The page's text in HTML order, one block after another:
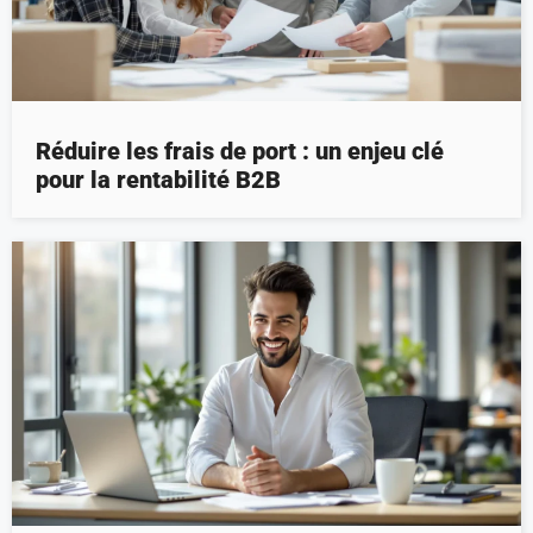
Réduire les frais de port : un enjeu clé
pour la rentabilité B2B